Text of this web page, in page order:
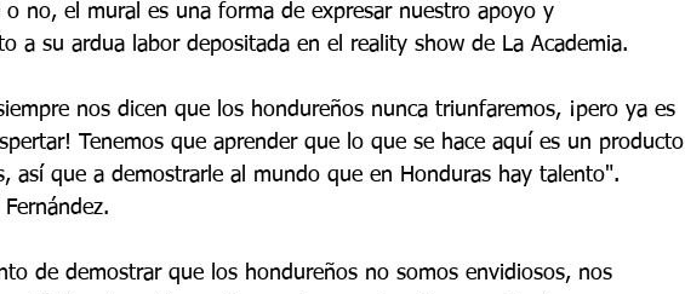
o no, el mural es una forma de expresar nuestro apoyo y
a su ardua labor depositada en el reality show de La Academia.
nos dicen que los hondureños nunca triunfaremos, ¡pero ya es
Tenemos que aprender que lo que se hace aquí es un producto
así que a demostrarle al mundo que en Honduras hay talento".
de demostrar que los hondureños no somos envidiosos, nos